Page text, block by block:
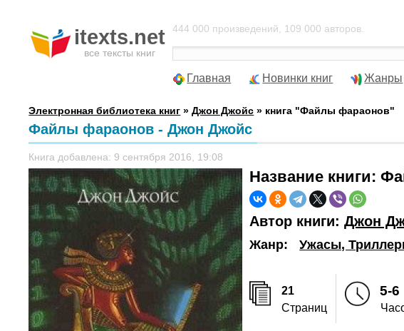
itexts.net
все тексты книг
444 000 произведений, 109 000 авторов.
Главная Новинки книг Жанры
Электронная библиотека книг »Джон Джойс » книга "Файлы фараонов"
Файлы фараонов - Джон Джойс
Книга добавлена: 9 сентября 2016, 19:08
Название книги:
Автор книги:Джон
Жанр: Ужасы,
21
Страниц
5-6